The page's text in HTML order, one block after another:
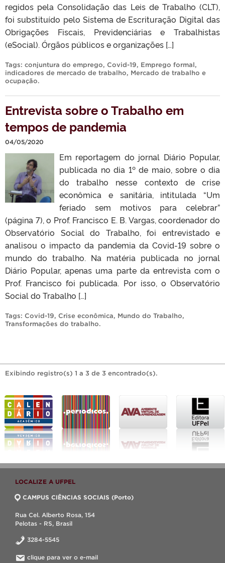
regidos pela Consolidação das Leis de Trabalho (CLT),
foi substituído pelo Sistema de Escrituração Digital das
Obrigações Fiscais, Previdenciárias e Trabalhistas
(eSocial). Órgãos públicos e organizações […]
Tags: conjuntura do emprego, Covid-19, Emprego formal,
indicadores de mercado de trabalho, Mercado de trabalho e
ocupação.
Entrevista sobre o Trabalho em
tempos de pandemia
04/05/2020
Em reportagem do jornal Diário Popular,
publicada no dia 1º de maio, sobre o dia
do trabalho nesse contexto de crise
econômica e sanitária, intitulada “Um
feriado sem motivos para celebrar”
(página 7), o Prof. Francisco E. B. Vargas, coordenador do
Observatório Social do Trabalho, foi entrevistado e
analisou o impacto da pandemia da Covid-19 sobre o
mundo do trabalho. Na matéria publicada no jornal
Diário Popular, apenas uma parte da entrevista com o
Prof. Francisco foi publicada. Por isso, o Observatório
Social do Trabalho […]
Tags: Covid-19, Crise econômica, Mundo do Trabalho,
Transformações do trabalho.
Exibindo registro(s) 1 a 3 de 3 encontrado(s).
LOCALIZE A UFPEL
CAMPUS CIÊNCIAS SOCIAIS (Porto)
Rua Cel. Alberto Rosa, 154
Pelotas - RS, Brasil
3284-5545
clique para ver o e-mail